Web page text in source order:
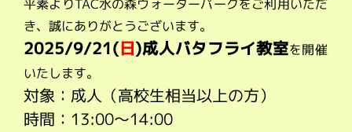
平素よりTAC水の森ウォーターパークをご利用いただ
き、誠にありがとうございます。
2025/9/21(日)成人バタフライ教室を開催
いたします。
対象：成人（高校生相当以上の方）
時間：13:00～14:00